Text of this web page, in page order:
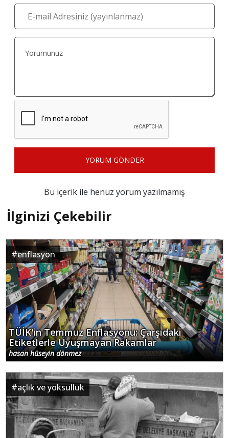
YORUM GÖNDER
Bu içerik ile henüz yorum yazılmamış
İlginizi Çekebilir
#enflasyon
TÜİK'in Temmuz Enflasyonu: Çarşıdaki
Etiketlerle Uyuşmayan Rakamlar
hasan hüseyin dönmez
#açlık ve yoksulluk